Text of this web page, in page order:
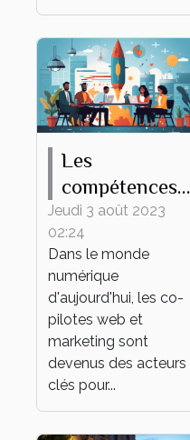
Les
compétences
clés d'un bon
co-pilote web
et marketing
Jeudi 3 août 2023
02:24
Dans le monde
numérique
d'aujourd'hui, les co-
pilotes web et
marketing sont
devenus des acteurs
clés pour...